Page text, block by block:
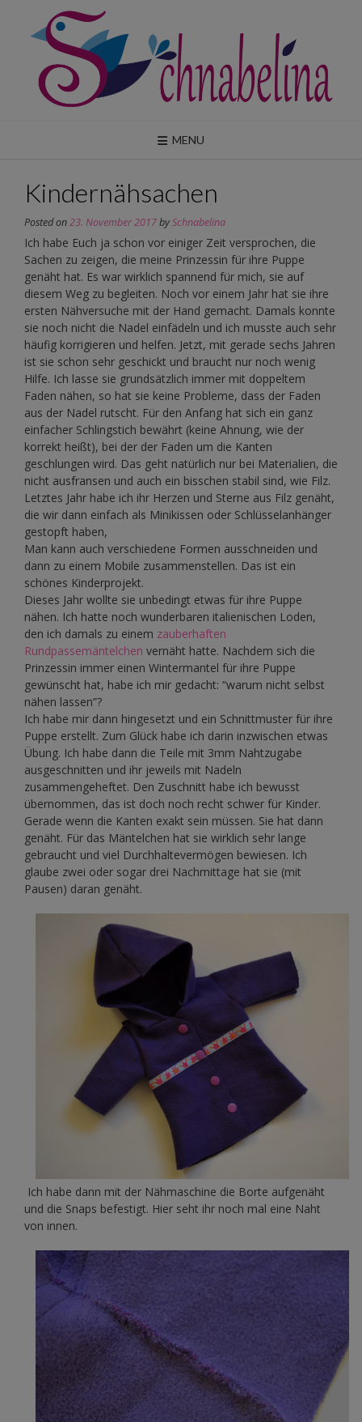
content
MENU
Kindernähsachen
Posted on23. November 2017bySchnabelina
Ich habe Euch ja schon vor einiger Zeit versprochen, die
Sachen zu zeigen, die meine Prinzessin für ihre Puppe
genäht hat. Es war wirklich spannend für mich, sie auf
diesem Weg zu begleiten. Noch vor einem Jahr hat sie ihre
ersten Nähversuche mit der Hand gemacht. Damals konnte
sie noch nicht die Nadel einfädeln und ich musste auch sehr
häufig korrigieren und helfen. Jetzt, mit gerade sechs Jahren
ist sie schon sehr geschickt und braucht nur noch wenig
Hilfe. Ich lasse sie grundsätzlich immer mit doppeltem
Faden nähen, so hat sie keine Probleme, dass der Faden
aus der Nadel rutscht. Für den Anfang hat sich ein ganz
einfacher Schlingstich bewährt (keine Ahnung, wie der
korrekt heißt), bei der der Faden um die Kanten
geschlungen wird. Das geht natürlich nur bei Materialien, die
nicht ausfransen und auch ein bisschen stabil sind, wie Filz.
Letztes Jahr habe ich ihr Herzen und Sterne aus Filz genäht,
die wir dann einfach als Minikissen oder Schlüsselanhänger
gestopft haben,
Man kann auch verschiedene Formen ausschneiden und
dann zu einem Mobile zusammenstellen. Das ist ein
schönes Kinderprojekt.
Dieses Jahr wollte sie unbedingt etwas für ihre Puppe
nähen. Ich hatte noch wunderbaren italienischen Loden,
den ich damals zu einem zauberhaften
Rundpassemäntelchen vernäht hatte. Nachdem sich die
Prinzessin immer einen Wintermantel für ihre Puppe
gewünscht hat, habe ich mir gedacht: “warum nicht selbst
nähen lassen”?
Ich habe mir dann hingesetzt und ein Schnittmuster für ihre
Puppe erstellt. Zum Glück habe ich darin inzwischen etwas
Übung. Ich habe dann die Teile mit 3mm Nahtzugabe
ausgeschnitten und ihr jeweils mit Nadeln
zusammengeheftet. Den Zuschnitt habe ich bewusst
übernommen, das ist doch noch recht schwer für Kinder.
Gerade wenn die Kanten exakt sein müssen. Sie hat dann
genäht. Für das Mäntelchen hat sie wirklich sehr lange
gebraucht und viel Durchhaltevermögen bewiesen. Ich
glaube zwei oder sogar drei Nachmittage hat sie (mit
Pausen) daran genäht.
Ich habe dann mit der Nähmaschine die Borte aufgenäht
und die Snaps befestigt. Hier seht ihr noch mal eine Naht
von innen.